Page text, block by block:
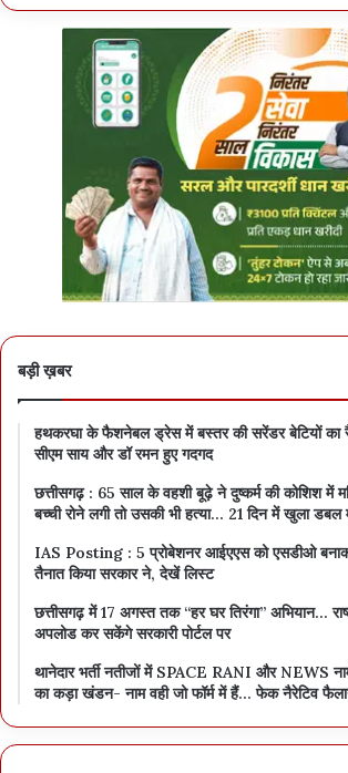
बड़ी ख़बर
हथकरघा के फैशनेबल ड्रेस में बस्तर की सरेंडर बेटियों
सीएम साय और डॉ रमन हुए गदगद
छत्तीसगढ़ : 65 साल के वहशी बूढ़े ने दुष्कर्म की कोशिश में
बच्ची रोने लगी तो उसकी भी हत्या… 21 दिन में खुला डबल
IAS Posting : 5 प्रोबेशनर आईएएस को एसडीओ
तैनात किया सरकार ने, देखें लिस्ट
छत्तीसगढ़ में 17 अगस्त तक “हर घर तिरंगा” अभियान…
अपलोड कर सकेंगे सरकारी पोर्टल पर
थानेदार भर्ती नतीजों में SPACE RANI और NEWS
का कड़ा खंडन- नाम वही जो फॉर्म में हैं… फेक नैरेटिव